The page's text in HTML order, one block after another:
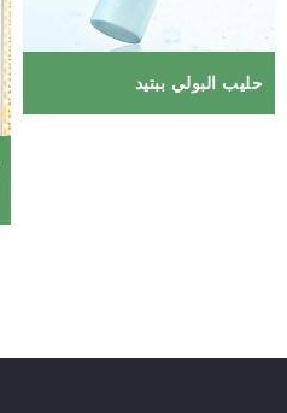
حليب البولي ببتيد